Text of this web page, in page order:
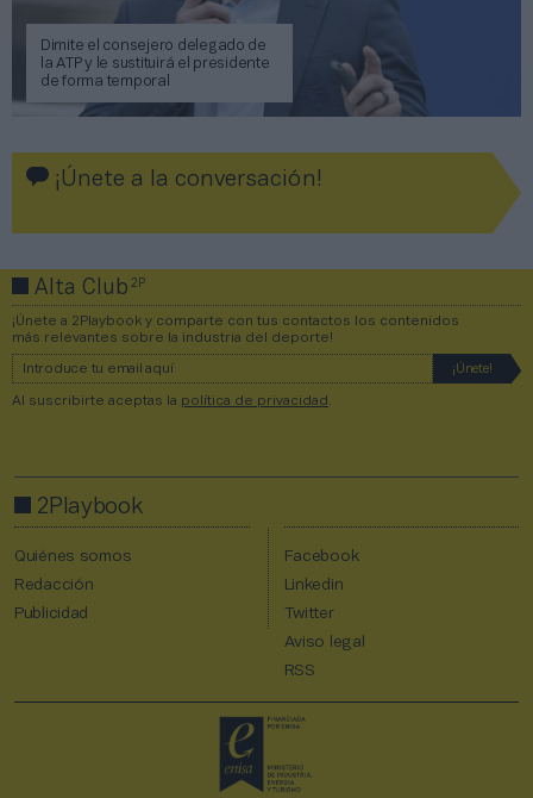
Dimite el consejero delegado de
la ATP y le sustituirá el presidente
de forma temporal
¡Únete a la conversación!
Alta Club2P
¡Únete a 2Playbook y comparte con tus contactos los contenidos
más relevantes sobre la industria del deporte!
Al suscribirte aceptas la política de privacidad .
2Playbook
Quiénes somos
Redacción
Publicidad
Facebook
Linkedin
Twitter
Aviso legal
RSS